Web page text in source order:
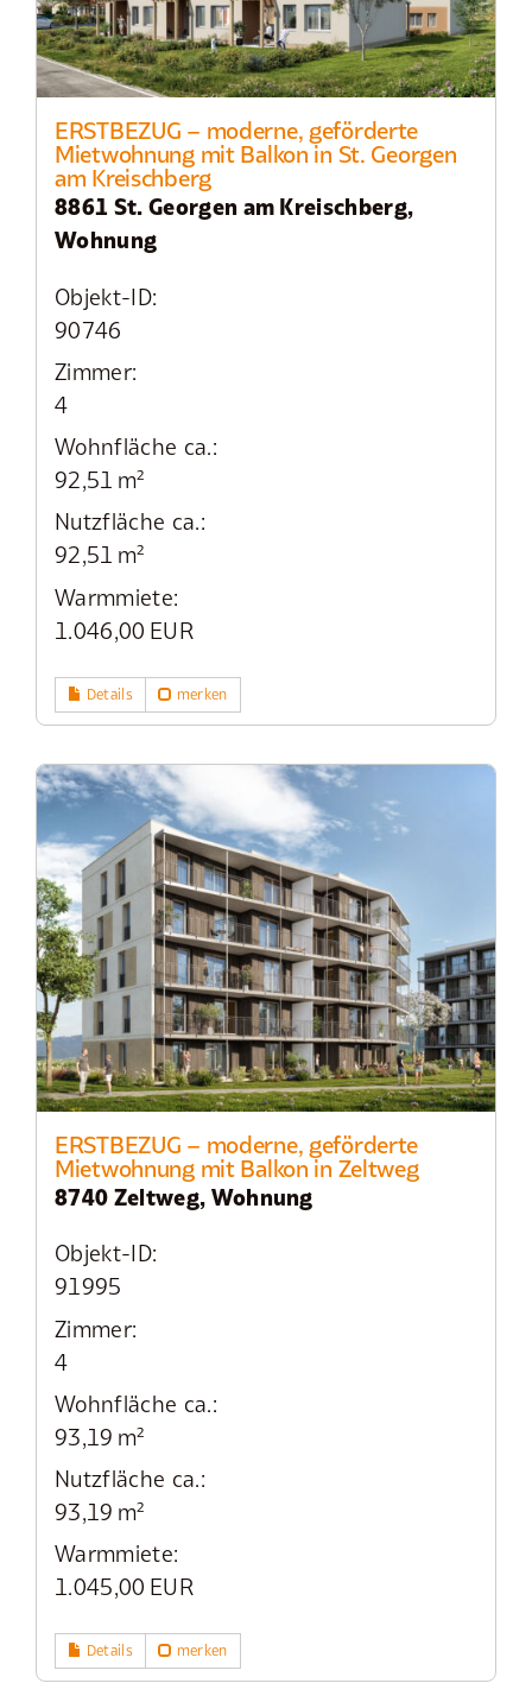
ERSTBEZUG – moderne, geförderte
Mietwohnung mit Balkon in St. Georgen
am Kreischberg
8861 St. Georgen am Kreischberg,
Wohnung
Objekt-ID:
90746
Zimmer:
4
Wohnfläche ca.:
92,51 m²
Nutzfläche ca.:
92,51 m²
Warmmiete:
1.046,00 EUR
Details merken
ERSTBEZUG – moderne, geförderte
Mietwohnung mit Balkon in Zeltweg
8740 Zeltweg, Wohnung
Objekt-ID:
91995
Zimmer:
4
Wohnfläche ca.:
93,19 m²
Nutzfläche ca.:
93,19 m²
Warmmiete:
1.045,00 EUR
Details merken